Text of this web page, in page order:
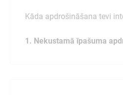
Kāda apdrošināšana tevi
1. Nekustamā īpašuma